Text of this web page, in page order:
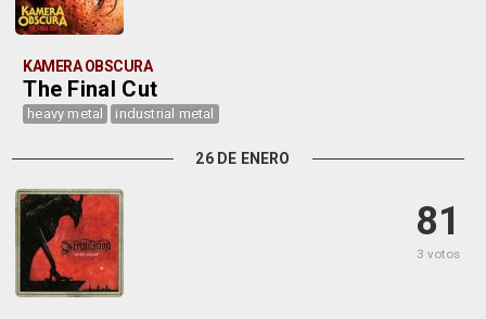
KAMERA OBSCURA
The Final Cut
heavy metal industrial metal
26 DE ENERO
81
3 votos